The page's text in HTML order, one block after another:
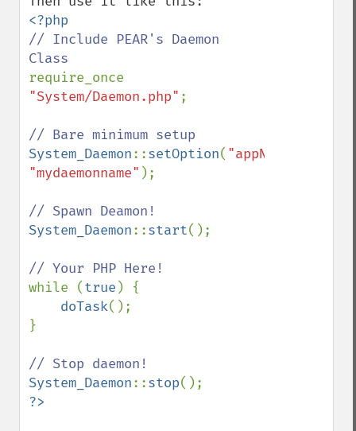
// Include PEAR's Daemon
"System/Daemon.php" ;
System_Daemon::setOption( "appName"
"mydaemonname" );
System_Daemon::start();
while (true ) {
doTask();
}
System_Daemon::stop